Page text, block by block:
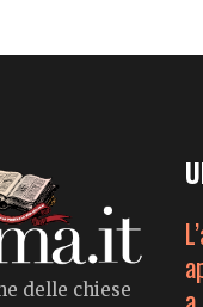
delle chiese